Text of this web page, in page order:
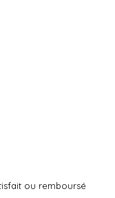
ou remboursé